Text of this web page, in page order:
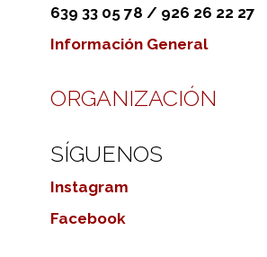
639 33 05 78 / 926 26 22 27
Información General
ORGANIZACIÓN
SÍGUENOS
Instagram
Facebook